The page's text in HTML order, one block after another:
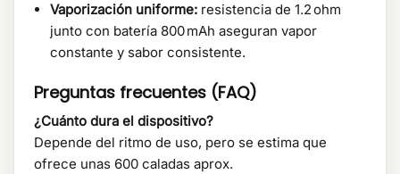
Vaporización uniforme: resistencia de 1.2 ohm
junto con batería 800 mAh aseguran vapor
constante y sabor consistente.
Preguntas frecuentes (FAQ)
¿Cuánto dura el dispositivo?
Depende del ritmo de uso, pero se estima que
ofrece unas 600 caladas aprox.